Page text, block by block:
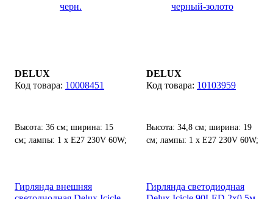
DELUX
10008451
Высота: 36 см; ширина: 15
см; лампы: 1 х Е27 230V 60W;
DELUX
10103959
Высота: 34,8 см; ширина: 19
см; лампы: 1 х Е27 230V 60W;
Гирлянда внешняя
Гирлянда светодиодная